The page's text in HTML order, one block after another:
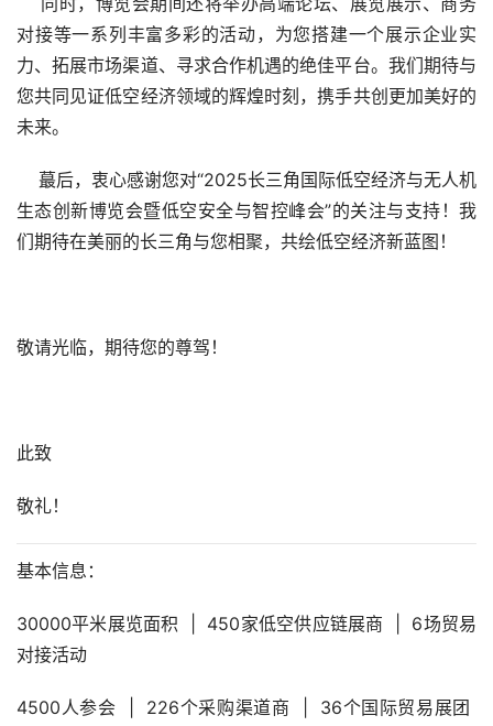
对接等一系列丰富多彩的活动，为您搭建一个展示企业实
力、拓展市场渠道、寻求合作机遇的绝佳平台。我们期待与
您共同见证低空经济领域的辉煌时刻，携手共创更加美好的
未来。
蕞后，衷心感谢您对“2025长三角国际低空经济与无人机
生态创新博览会暨低空安全与智控峰会”的关注与支持！我
们期待在美丽的长三角与您相聚，共绘低空经济新蓝图！
敬请光临，期待您的尊驾！
此致
敬礼！
基本信息：
30000平米展览面积  |  450家低空供应链展商  |  6场贸易
对接活动
4500人参会  |  226个采购渠道商  |  36个国际贸易展团